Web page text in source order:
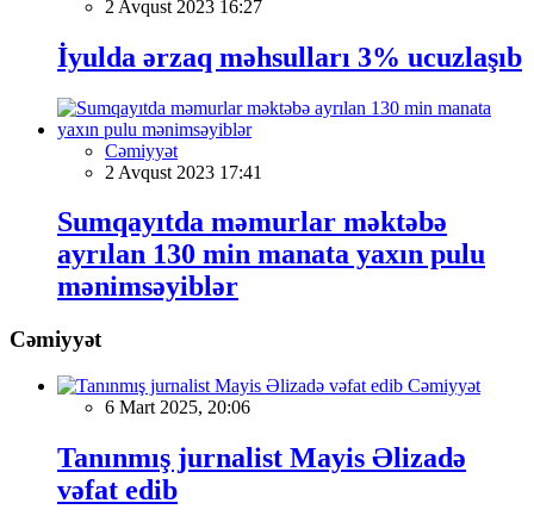
2 Avqust 2023 16:27
İyulda ərzaq məhsulları 3% ucuzlaşıb
Cəmiyyət
2 Avqust 2023 17:41
Sumqayıtda məmurlar məktəbə
ayrılan 130 min manata yaxın pulu
mənimsəyiblər
Cəmiyyət
Cəmiyyət
6 Mart 2025, 20:06
Tanınmış jurnalist Mayis Əlizadə
vəfat edib